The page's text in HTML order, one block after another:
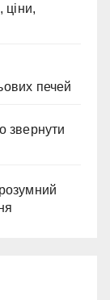
ціни,
печей
звернути